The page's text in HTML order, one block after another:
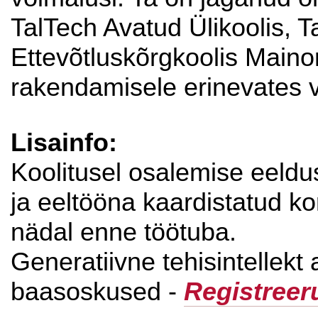
TalTech Avatud Ülikoolis,
Ettevõtluskõrgkoolis
rakendamisele erinevates
Lisainfo:
Koolitusel osalemise
ja eeltööna kaardistatud
nädal enne töötuba.
Generatiivne tehisintellekt
baasoskused -